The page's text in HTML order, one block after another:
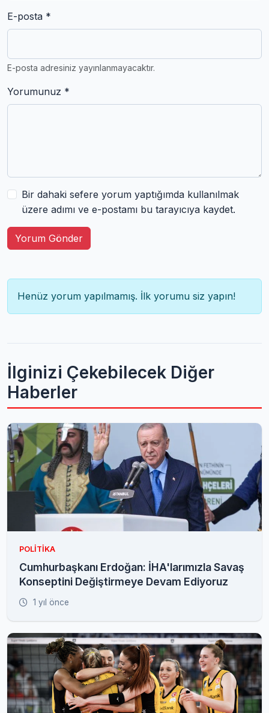
E-posta *
E-posta adresiniz yayınlanmayacaktır.
Yorumunuz *
Bir dahaki sefere yorum yaptığımda kullanılmak
üzere adımı ve e-postamı bu tarayıcıya kaydet.
Yorum Gönder
Henüz yorum yapılmamış. İlk yorumu siz yapın!
İlginizi Çekebilecek Diğer
Haberler
POLITIKA
Cumhurbaşkanı Erdoğan: İHA'larımızla Savaş
Konseptini Değiştirmeye Devam Ediyoruz
1 yıl önce